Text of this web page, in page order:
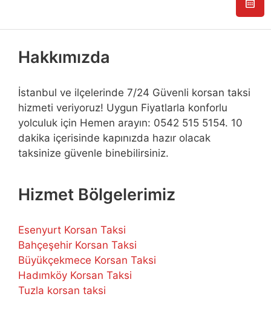
Hakkımızda
İstanbul ve ilçelerinde 7/24 Güvenli korsan taksi
hizmeti veriyoruz! Uygun Fiyatlarla konforlu
yolculuk için Hemen arayın: 0542 515 5154. 10
dakika içerisinde kapınızda hazır olacak
taksinize güvenle binebilirsiniz.
Hizmet Bölgelerimiz
Esenyurt Korsan Taksi
Bahçeşehir Korsan Taksi
Büyükçekmece Korsan Taksi
Hadımköy Korsan Taksi
Tuzla korsan taksi